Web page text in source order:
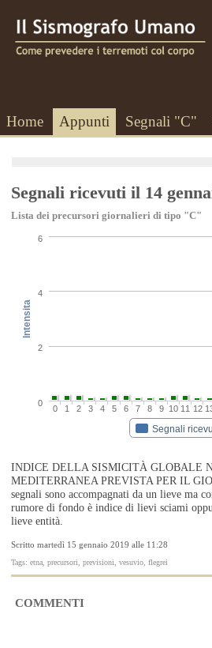
Home Appunti Segnali "C"
Segnali ricevuti il 14
Lista dei precursori giornalieri di tipo "C"
Intensita
Segnali
0 1 2 3 4 5 6 7 8 9 10 11 12
0
2
4
6
INDICE DELLA SISMICITÀ GLOBALE
MEDITERRANEA PREVISTA PER IL
segnali sono accompagnati da un lieve ma
rumore di fondo è indice di lievi sciami
lieve entità.
Scritto martedì 15 gennaio 2019 alle 11:28
Tags: etna, precursori, previsioni, vesuvio, flegrei
COMMENTI